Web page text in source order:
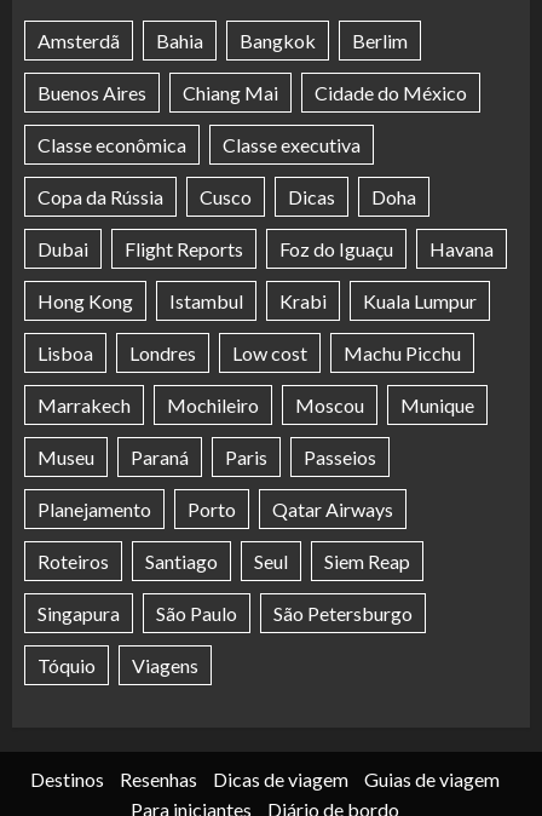
Amsterdã Bahia Bangkok Berlim
Buenos Aires Chiang Mai Cidade do México
Classe econômica Classe executiva
Copa da Rússia Cusco Dicas Doha
Dubai Flight Reports Foz do Iguaçu Havana
Hong Kong Istambul Krabi Kuala Lumpur
Lisboa Londres Low cost Machu Picchu
Marrakech Mochileiro Moscou Munique
Museu Paraná Paris Passeios
Planejamento Porto Qatar Airways
Roteiros Santiago Seul Siem Reap
Singapura São Paulo São Petersburgo
Tóquio Viagens
Destinos Resenhas Dicas de viagem
Guias de viagem
Para iniciantes
Diário de bordo